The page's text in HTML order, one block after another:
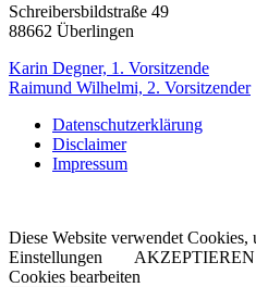
Schreibersbildstraße 49
88662 Überlingen
Karin Degner, 1. Vorsitzende
Raimund Wilhelmi, 2. Vorsitzender
Datenschutzerklärung
Disclaimer
Impressum
Diese Website verwendet Cookies,
Einstellungen
AKZEPTIEREN
Cookies bearbeiten